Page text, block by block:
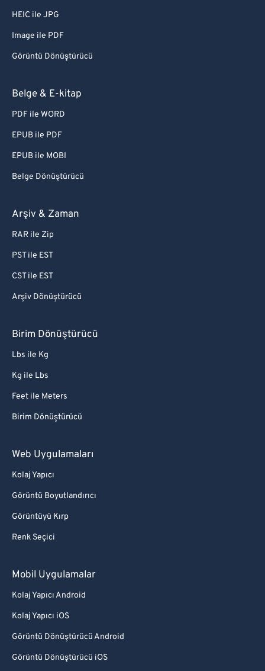
HEIC ile JPG
Image ile PDF
Görüntü Dönüştürücü
Belge & E-kitap
PDF ile WORD
EPUB ile PDF
EPUB ile MOBI
Belge Dönüştürücü
Arşiv & Zaman
RAR ile Zip
PST ile EST
CST ile EST
Arşiv Dönüştürücü
Birim Dönüştürücü
Lbs ile Kg
Kg ile Lbs
Feet ile Meters
Birim Dönüştürücü
Web Uygulamaları
Kolaj Yapıcı
Görüntü Boyutlandırıcı
Görüntüyü Kırp
Renk Seçici
Mobil Uygulamalar
Kolaj Yapıcı Android
Kolaj Yapıcı iOS
Görüntü Dönüştürücü Android
Görüntü Dönüştürücü iOS